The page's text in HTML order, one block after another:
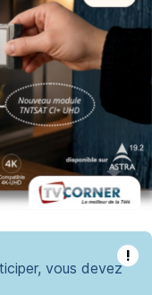
!
vous devez